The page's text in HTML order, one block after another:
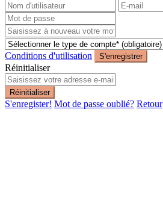
Conditions d'utilisation
S'enregistrer
Réinitialiser
Réinitialiser
S'enregister! Mot de passe oublié? Retour